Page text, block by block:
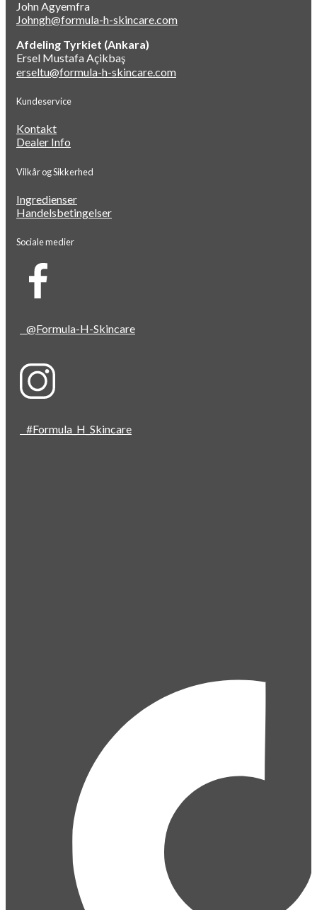
John Agyemfra
Johngh@formula-h-skincare.com
Afdeling Tyrkiet (Ankara)
Ersel Mustafa Açikbaş
erseltu@formula-h-skincare.com
Kundeservice
Kontakt
Dealer Info
Vilkår og Sikkerhed
Ingredienser
Handelsbetingelser
Sociale medier
@Formula-H-Skincare
#Formula_H_Skincare